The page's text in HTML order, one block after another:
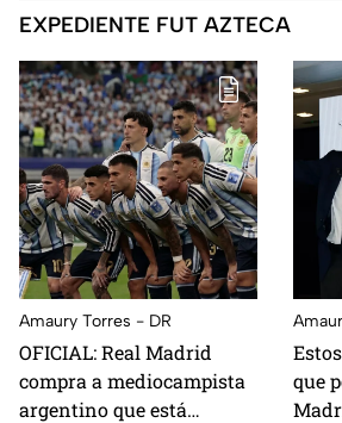
EXPEDIENTE FUT AZTECA
Amaury Torres - DR
OFICIAL: Real Madrid
compra a mediocampista
argentino que está
que